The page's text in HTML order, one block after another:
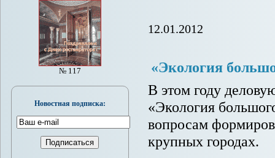
12.01.2012
«Экология
В этом году
«Экология
вопросам
крупных городах.
№ 117
Новостная подписка: